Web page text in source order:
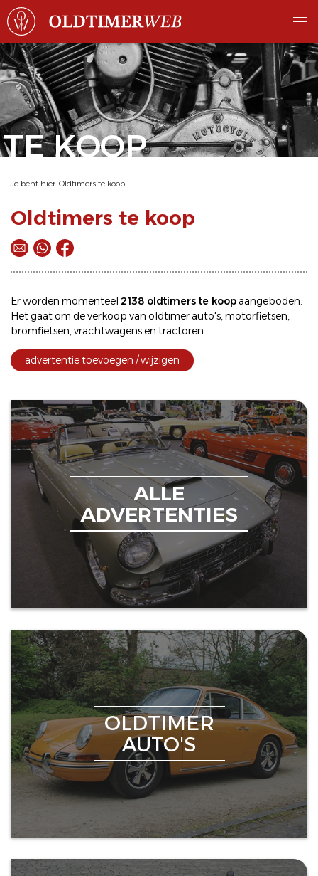
TE KOOP
Je bent hier: Oldtimers te koop
Oldtimers te koop
Er worden momenteel 2138 oldtimers te koopaangeboden.
Het gaat om deverkoop van oldtimerauto's,motorfietsen,
bromfietsen,vrachtwagens en tractoren.
advertentie toevoegen / wijzigen
ALLE
ADVERTENTIES
OLDTIMER
AUTO'S